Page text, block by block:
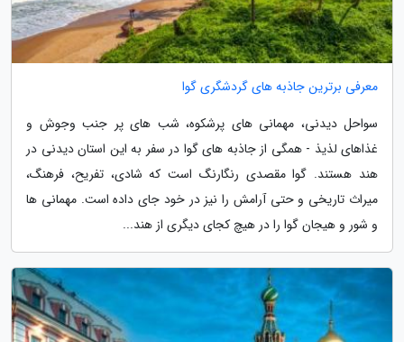
معرفی برترین جاذبه های گردشگری گوا
سواحل دیدنی، مهمانی های پرشکوه، شب های پر جنب وجوش و
غذاهای لذیذ - همگی از جاذبه های گوا در سفر به این استان دیدنی در
هند هستند. گوا مقصدی رنگارنگ است که شادی، تفریح، فرهنگ،
میراث تاریخی و حتی آرامش را نیز در خود جای داده است. مهمانی ها
و شور و هیجان گوا را در هیچ کجای دیگری از هند...